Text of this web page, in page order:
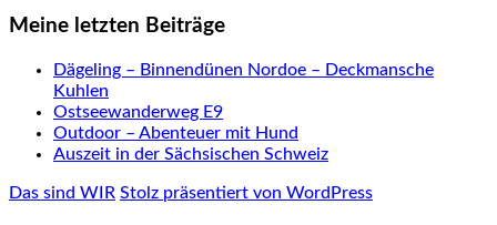
Meine letzten Beiträge
Dägeling – Binnendünen Nordoe – Deckmansche
Kuhlen
Ostseewanderweg E9
Outdoor – Abenteuer mit Hund
Auszeit in der Sächsischen Schweiz
Das sind WIR Stolz präsentiert von WordPress